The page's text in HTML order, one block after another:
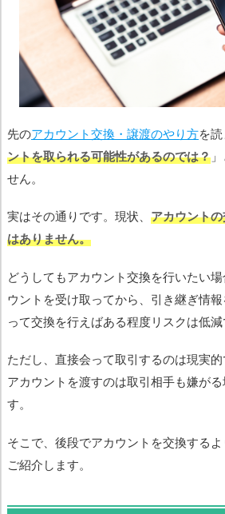
先のアカウント交換・譲渡のやり方を
ントを取られる可能性があるのでは？
せん。
実はその通りです。現状、 アカウント
はありません。
どうしてもアカウント交換を行いたい
ウントを受け取ってから、引き継ぎ情
って交換を行えばある程度リスクは低減
ただし、直接会って取引するのは現実
アカウントを渡すのは取引相手も嫌が
す。
そこで、後段でアカウントを交換するよ
ご紹介します。